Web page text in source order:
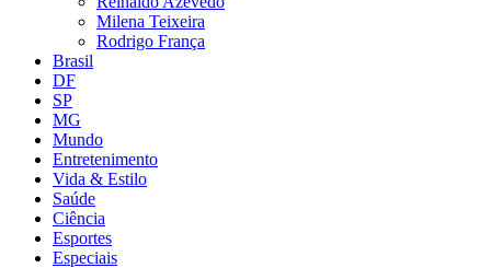
Milena Teixeira
Rodrigo França
Brasil
DF
SP
MG
Mundo
Entretenimento
Vida & Estilo
Saúde
Ciência
Esportes
Especiais